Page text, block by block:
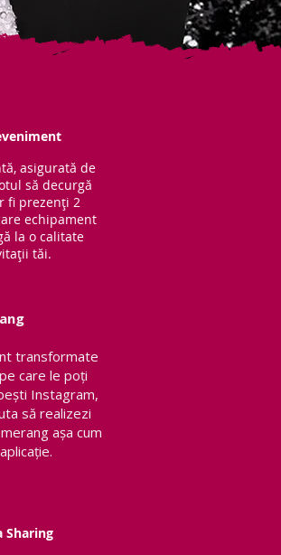
asigurată de
să decurgă
fi prezenți 2
echipament
la o calitate
tăi.
transformate
care le poți
Instagram,
să realizezi
așa cum
Sharing